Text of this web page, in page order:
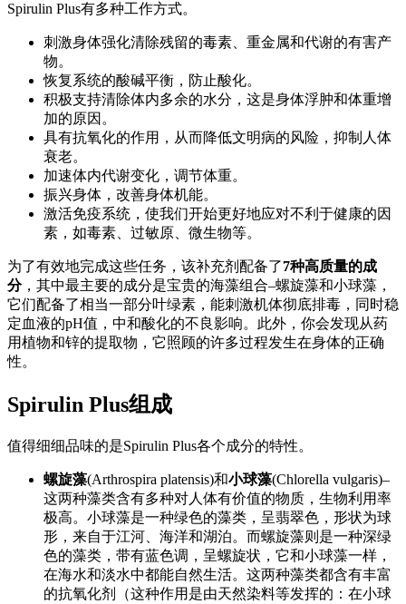
Spirulin Plus有多种工作方式。
刺激身体强化清除残留的毒素、重金属和代谢的有害产
物。
恢复系统的酸碱平衡，防止酸化。
积极支持清除体内多余的水分，这是身体浮肿和体重增
加的原因。
具有抗氧化的作用，从而降低文明病的风险，抑制人体
衰老。
加速体内代谢变化，调节体重。
振兴身体，改善身体机能。
激活免疫系统，使我们开始更好地应对不利于健康的因
素，如毒素、过敏原、微生物等。
为了有效地完成这些任务，该补充剂配备了7种高质量的成
分，其中最主要的成分是宝贵的海藻组合–螺旋藻和小球藻，
它们配备了相当一部分叶绿素，能刺激机体彻底排毒，同时稳
定血液的pH值，中和酸化的不良影响。此外，你会发现从药
用植物和锌的提取物，它照顾的许多过程发生在身体的正确
性。
Spirulin Plus组成
值得细细品味的是Spirulin Plus各个成分的特性。
螺旋藻(Arthrospira platensis)和小球藻(Chlorella vulgaris)–
这两种藻类含有多种对人体有价值的物质，生物利用率
极高。小球藻是一种绿色的藻类，呈翡翠色，形状为球
形，来自于江河、海洋和湖泊。而螺旋藻则是一种深绿
色的藻类，带有蓝色调，呈螺旋状，它和小球藻一样，
在海水和淡水中都能自然生活。这两种藻类都含有丰富
的抗氧化剂（这种作用是由天然染料等发挥的：在小球